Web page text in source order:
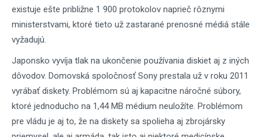
existuje ešte približne 1 900 protokolov naprieč rôznymi
ministerstvami, ktoré tieto už zastarané prenosné médiá stále
vyžadujú.
Japonsko vyvíja tlak na ukončenie používania diskiet aj z iných
dôvodov. Domovská spoločnosť Sony prestala už v roku 2011
vyrábať diskety. Problémom sú aj kapacitne náročné súbory,
ktoré jednoducho na 1,44 MB médium neuložíte. Problémom
pre vládu je aj to, že na diskety sa spolieha aj zbrojársky